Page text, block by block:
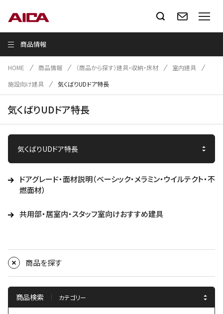
商品情報
HOME 商品情報 （商品から探す）建具・収納・床材
室内建具
施設向け建具
気くばりUDドア特長
気くばりUDドア特長
ドアグレード・面材説明（ベーシック・メラミン・ウイルテクト・不
燃面材）
共用部・居室内・スタッフ室向けおすすめ建具
商品を探す
商品検索